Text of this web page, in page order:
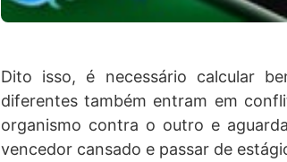
Dito isso, é necessário calcular
diferentes também entram em
organismo contra o outro e
vencedor cansado e passar de